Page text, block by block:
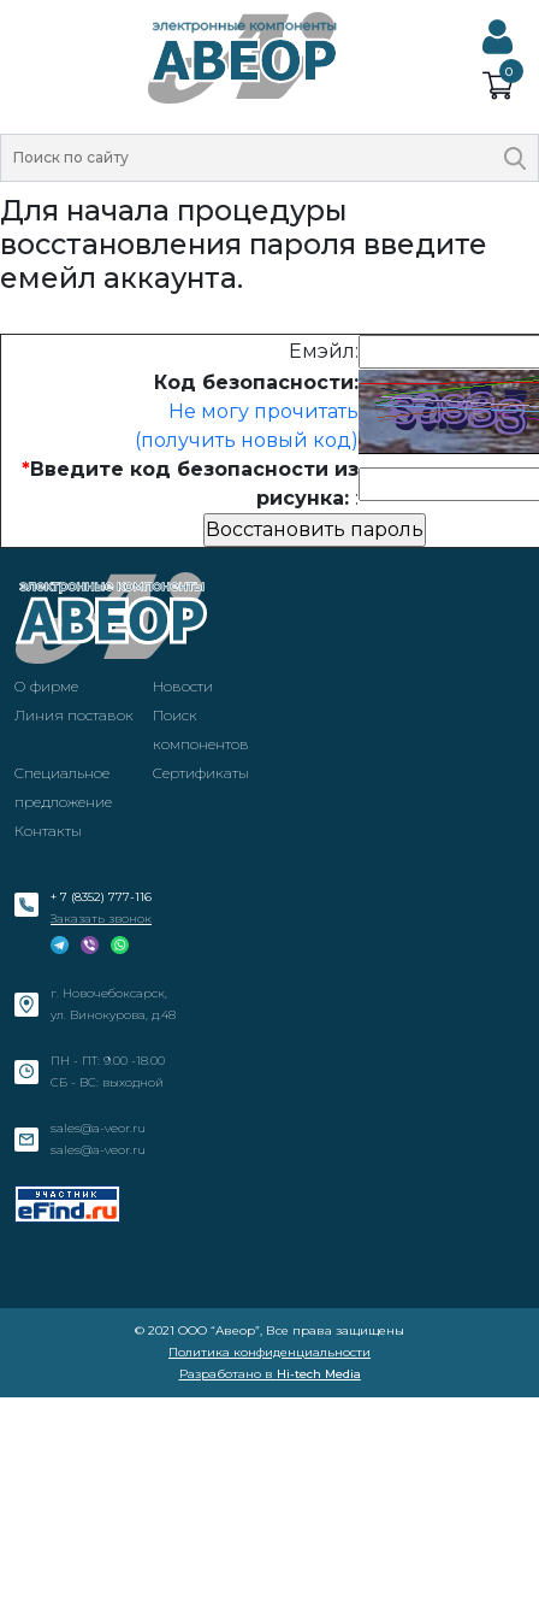
0
Для начала процедуры
восстановления пароля введите
емейл аккаунта.
Емэйл:
Код безопасности:
Не могу прочитать
(получить новый код)
*Введите код безопасности из
рисунка: :
О фирме
Новости
Линия поставок
Поиск
компонентов
Специальное
предложение
Cертификаты
Контакты
+ 7 (8352) 777-116
Заказать звонок
г. Новочебоксарск,
ул. Винокурова, д.48
ПН - ПТ: 9.00 -18.00
СБ - ВС: выходной
sales@a-veor.ru
sales@a-veor.ru
© 2021 ООО “Авеор”, Все права защищены
Политика конфиденциальности
Разработано в Hi-tech Media